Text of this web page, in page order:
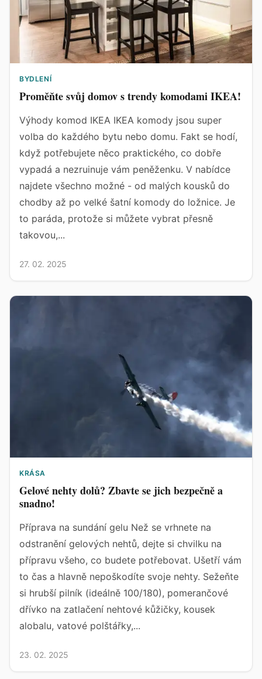
BYDLENÍ
Proměňte svůj domov s trendy komodami IKEA!
Výhody komod IKEA IKEA komody jsou super
volba do každého bytu nebo domu. Fakt se hodí,
když potřebujete něco praktického, co dobře
vypadá a nezruinuje vám peněženku. V nabídce
najdete všechno možné - od malých kousků do
chodby až po velké šatní komody do ložnice. Je
to paráda, protože si můžete vybrat přesně
takovou,...
27. 02. 2025
KRÁSA
Gelové nehty dolů? Zbavte se jich bezpečně a
snadno!
Příprava na sundání gelu Než se vrhnete na
odstranění gelových nehtů, dejte si chvilku na
přípravu všeho, co budete potřebovat. Ušetří vám
to čas a hlavně nepoškodíte svoje nehty. Sežeňte
si hrubší pilník (ideálně 100/180), pomerančové
dřívko na zatlačení nehtové kůžičky, kousek
alobalu, vatové polštářky,...
23. 02. 2025